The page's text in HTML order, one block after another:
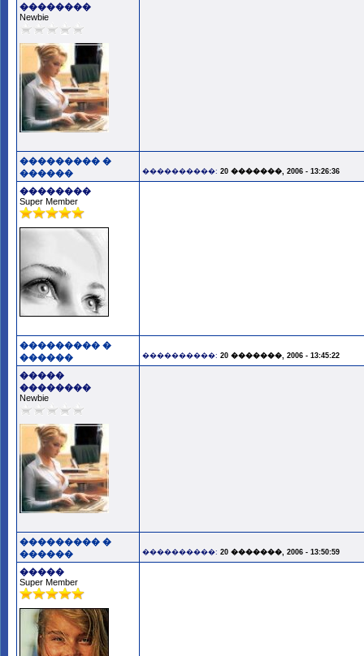
��������
Newbie
��������� �
������
����������: 20 �������, 2006 - 13:26:36
��������
Super Member
��������� �
������
����������: 20 �������, 2006 - 13:45:22
�����
��������
Newbie
��������� �
������
����������: 20 �������, 2006 - 13:50:59
�����
Super Member